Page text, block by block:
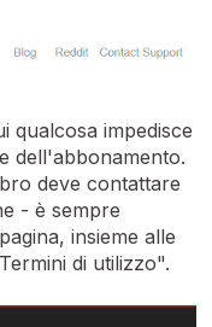
qualcosa impedisce
dell'abbonamento.
deve contattare
- è sempre
insieme alle
di utilizzo".